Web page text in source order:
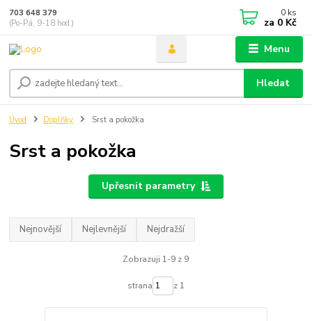
Menu
Hledat
703 648 379
(Po-Pá, 9-18 hod.)
0 ks
za 0 Kč
Úvod Doplňky Srst a pokožka
Srst a pokožka
Upřesnit parametry
Nejnovější Nejlevnější Nejdražší
Zobrazuji 1-9 z 9
strana z 1